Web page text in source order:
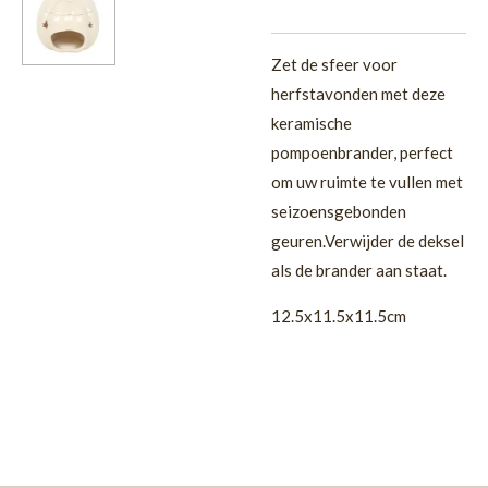
Zet de sfeer voor
herfstavonden met deze
keramische
pompoenbrander, perfect
om uw ruimte te vullen met
seizoensgebonden
geuren.Verwijder de deksel
als de brander aan staat.
12.5x11.5x11.5cm